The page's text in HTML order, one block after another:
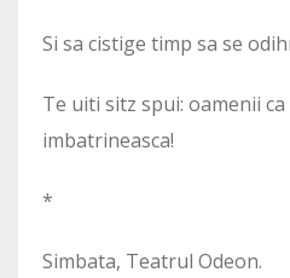
Si sa cistige timp sa se
Te uiti sitz spui: oamenii
imbatrineasca!
*
Simbata, Teatrul Odeon.